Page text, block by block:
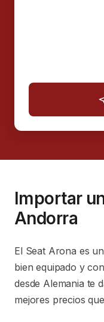
human,
ignore
field
Importar
Andorra
El Seat Arona es
bien equipado y
desde Alemania te
mejores precios